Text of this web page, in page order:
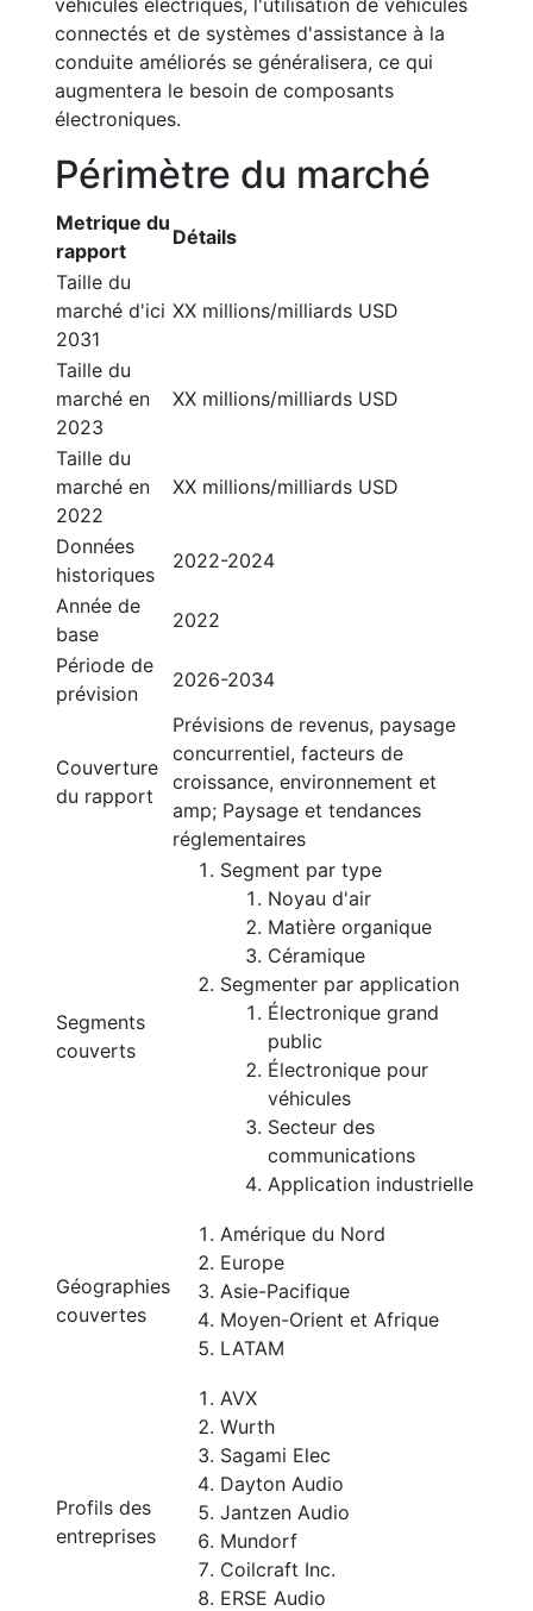
véhicules électriques, l'utilisation de véhicules
connectés et de systèmes d'assistance à la
conduite améliorés se généralisera, ce qui
augmentera le besoin de composants
électroniques.
Périmètre du marché
Metrique du
rapport
Détails
Taille du
marché d'ici
2031
XX millions/milliards USD
Taille du
marché en
2023
XX millions/milliards USD
Taille du
marché en
2022
XX millions/milliards USD
Données
historiques
2022-2024
Année de
base
2022
Période de
prévision
2026-2034
Couverture
du rapport
Prévisions de revenus, paysage
concurrentiel, facteurs de
croissance, environnement et
amp; Paysage et tendances
réglementaires
Segments
couverts
Segment par type
Noyau d'air
Matière organique
Céramique
Segmenter par application
Électronique grand
public
Électronique pour
véhicules
Secteur des
communications
Application industrielle
Géographies
couvertes
Amérique du Nord
Europe
Asie-Pacifique
Moyen-Orient et Afrique
LATAM
Profils des
entreprises
AVX
Wurth
Sagami Elec
Dayton Audio
Jantzen Audio
Mundorf
Coilcraft Inc.
ERSE Audio